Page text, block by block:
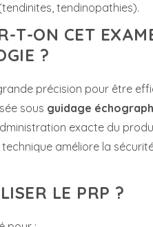
tendinopathies).
T-ON CET
?
précision pour être
sous guidage
exacte du
améliore la
LE PRP ?